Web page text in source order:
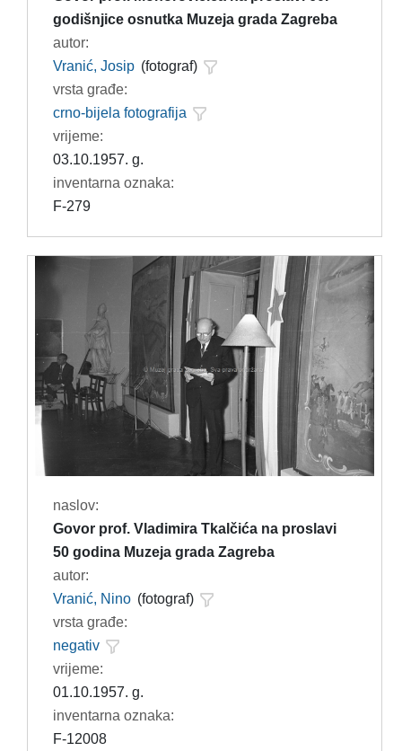
godišnjice osnutka Muzeja grada Zagreba
autor:
Vranić, Josip (fotograf)
vrsta građe:
crno-bijela fotografija
vrijeme:
03.10.1957. g.
inventarna oznaka:
F-279
naslov:
Govor prof. Vladimira Tkalčića na proslavi
50 godina Muzeja grada Zagreba
autor:
Vranić, Nino (fotograf)
vrsta građe:
negativ
vrijeme:
01.10.1957. g.
inventarna oznaka:
F-12008